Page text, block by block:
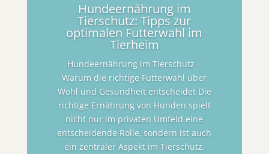
Hundeernährung im
Tierschutz: Tipps zur
optimalen Futterwahl im
Tierheim
Hundeernährung im Tierschutz –
Warum die richtige Futterwahl über
Wohl und Gesundheit entscheidet Die
richtige Ernährung von Hunden spielt
nicht nur im privaten Umfeld eine
entscheidende Rolle, sondern ist auch
ein zentraler Aspekt im Tierschutz.